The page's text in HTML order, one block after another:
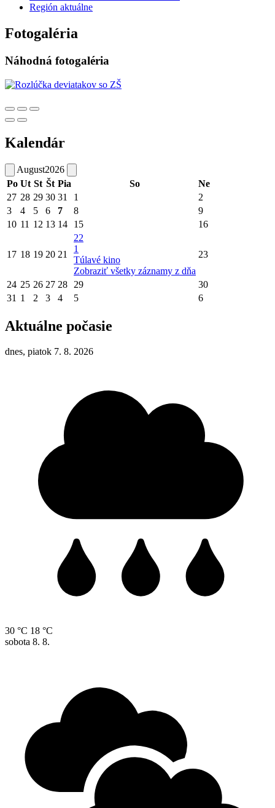
Región aktuálne
Fotogaléria
Náhodná fotogaléria
Kalendár
August2026
Po Ut St Št Pia So
Ne
27 28 29 30 31 1
2
3
4 5 6 7 8
9
10 11 12 13 14 15 16
17 18 19 20 21
22
1
Túlavé kino
Zobraziť všetky záznamy z dňa
23
24 25 26 27 28 29
30
31 1 2 3 4 5 6
Aktuálne počasie
dnes, piatok 7. 8. 2026
30 °C 18 °C
sobota 8. 8.